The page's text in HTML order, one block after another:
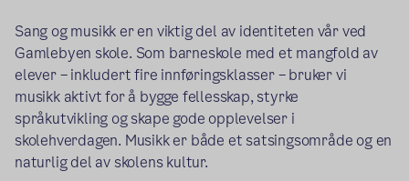
Sang og musikk er en viktig del av identiteten vår ved
Gamlebyen skole. Som barneskole med et mangfold av
elever – inkludert fire innføringsklasser – bruker vi
musikk aktivt for å bygge fellesskap, styrke
språkutvikling og skape gode opplevelser i
skolehverdagen. Musikk er både et satsingsområde og en
naturlig del av skolens kultur.